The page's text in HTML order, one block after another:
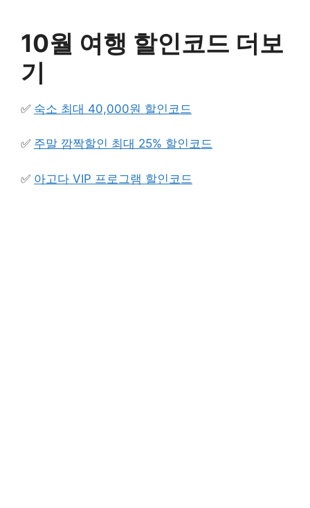
10월 여행 할인코드 더보
기
✅ 숙소 최대 40,000원 할인코드
✅ 주말 깜짝할인 최대 25% 할인코드
✅ 아고다 VIP 프로그램 할인코드